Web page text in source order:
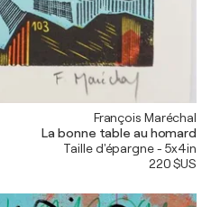
François Maréchal
La bonne table au homard
Taille d'épargne - 5x4in
220 $US